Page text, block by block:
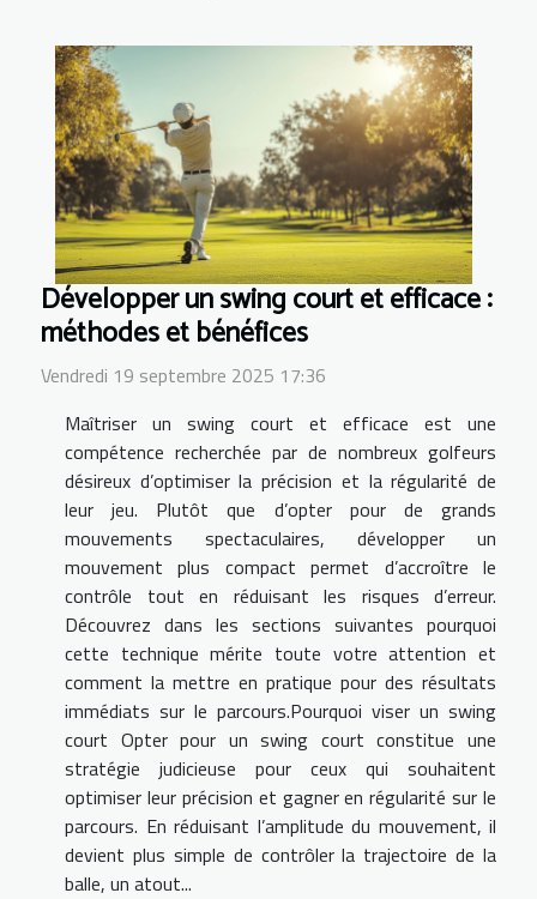
Développer un swing court et efficace :
méthodes et bénéfices
Vendredi 19 septembre 2025 17:36
Maîtriser un swing court et efficace est une
compétence recherchée par de nombreux golfeurs
désireux d’optimiser la précision et la régularité de
leur jeu. Plutôt que d’opter pour de grands
mouvements spectaculaires, développer un
mouvement plus compact permet d’accroître le
contrôle tout en réduisant les risques d’erreur.
Découvrez dans les sections suivantes pourquoi
cette technique mérite toute votre attention et
comment la mettre en pratique pour des résultats
immédiats sur le parcours.Pourquoi viser un swing
court Opter pour un swing court constitue une
stratégie judicieuse pour ceux qui souhaitent
optimiser leur précision et gagner en régularité sur le
parcours. En réduisant l’amplitude du mouvement, il
devient plus simple de contrôler la trajectoire de la
balle, un atout...